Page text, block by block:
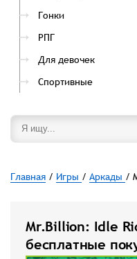
Гонки
РПГ
Для девочек
Спортивные
Главная / Игры / Аркады /
Mr.Billion: Idle
бесплатные